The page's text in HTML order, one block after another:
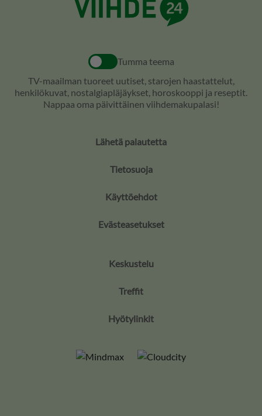
Tumma teema
TV-maailman tuoreet uutiset, starojen haastattelut,
henkilökuvat, nostalgiapläjäykset, horoskooppi ja reseptit.
Nappaa oma päivittäinen viihdemakupalasi!
Lähetä palautetta
Tietosuoja
Käyttöehdot
Evästeasetukset
Keskustelu
Treffit
Hyötylinkit